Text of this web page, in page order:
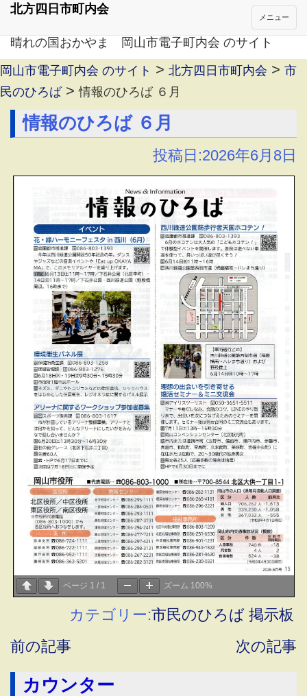
晴れの国おかやま 岡山市電子町内会 のサイト
メニュー
北方四日市町内会
岡山市電子町内会 のサイト > 北方四日市町内会 > 市
民のひろば>情報のひろば ６月
情報のひろば ６月
投稿日:2026年6月8日
ページ 1 / 1 ズーム 100%
カテゴリー:市民のひろば 掲示板
前の記事
次の記事
カウンター